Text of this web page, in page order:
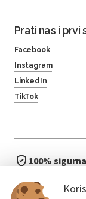
Prati nas i prvi
Facebook
Instagram
LinkedIn
TikTok
100%
bez čekanja